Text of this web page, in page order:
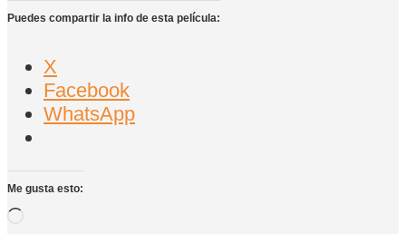
Puedes compartir la info de esta película:
X
Facebook
WhatsApp
Me gusta esto: